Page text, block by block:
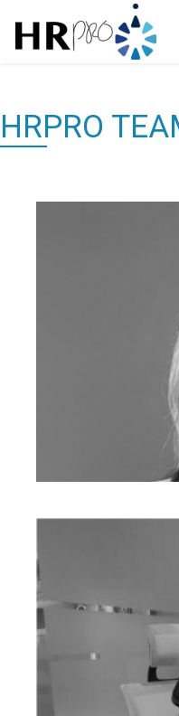
HRPRO